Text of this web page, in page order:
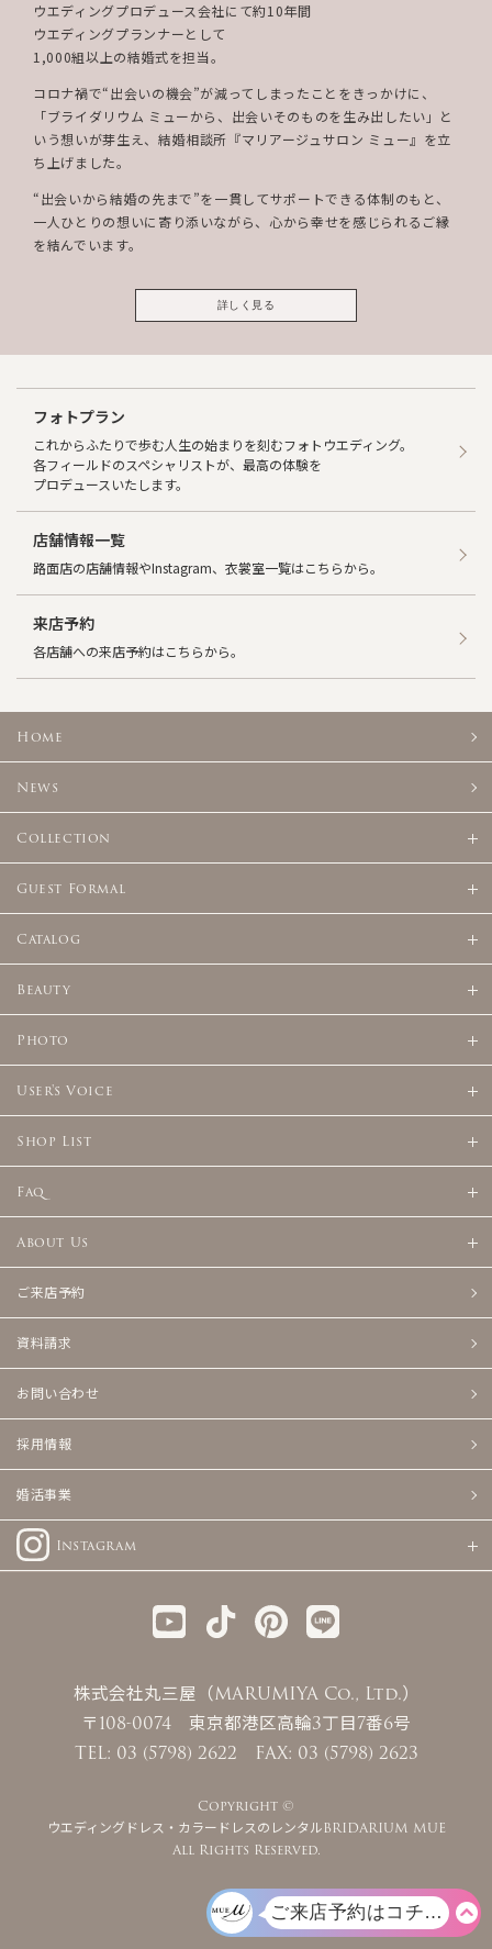
ウエディングプロデュース会社にて約10年間
ウエディングプランナーとして
1,000組以上の結婚式を担当。
コロナ禍で“出会いの機会”が減ってしまったことをきっかけに、
「ブライダリウム ミューから、出会いそのものを生み出したい」と
いう想いが芽生え、結婚相談所『マリアージュサロン ミュー』を立
ち上げました。
“出会いから結婚の先まで”を一貫してサポートできる体制のもと、
一人ひとりの想いに寄り添いながら、心から幸せを感じられるご縁
を結んでいます。
詳しく見る
フォトプラン
これからふたりで歩む人生の始まりを刻むフォトウエディング。
各フィールドのスペシャリストが、最高の体験を
プロデュースいたします。
店舗情報一覧
路面店の店舗情報やInstagram、衣裳室一覧はこちらから。
来店予約
各店舗への来店予約はこちらから。
Home
News
Collection
Guest Formal
Catalog
Beauty
Photo
User's Voice
Shop List
Faq
About Us
ご来店予約
資料請求
お問い合わせ
採用情報
婚活事業
Instagram
株式会社丸三屋（MARUMIYA Co., Ltd.）
〒108-0074 東京都港区高輪3丁目7番6号
TEL: 03 (5798) 2622 FAX: 03 (5798) 2623
Copyright ©
ウエディングドレス・カラードレスのレンタルBRIDARIUM MUE
All Rights Reserved.